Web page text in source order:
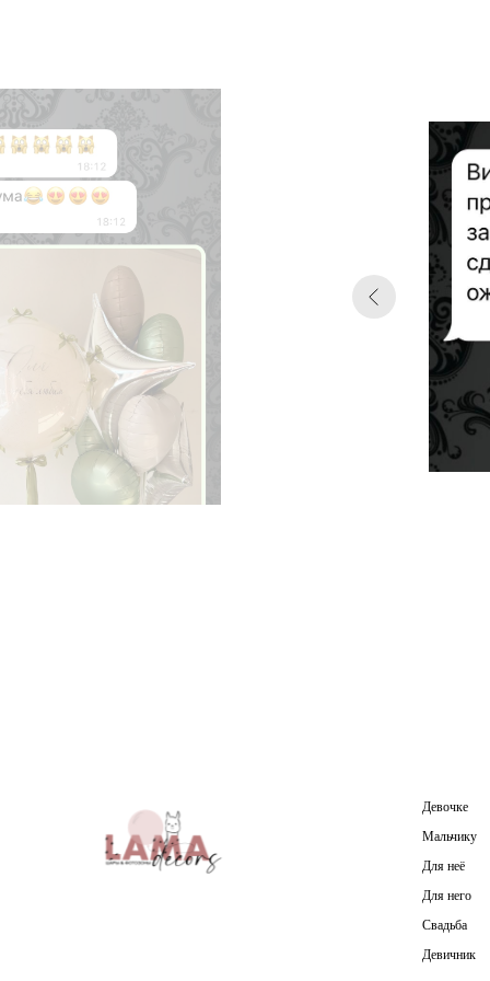
Девочке
Мальчику
Для неё
Для него
Свадьба
Девичник